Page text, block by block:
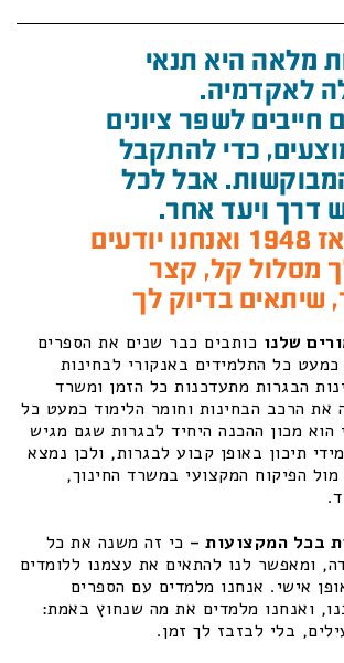
מלאה היא תנאי
לאקדמיה.
חייבים לשפר ציונים
כדי להתקבל
אבל לכל
דרך ויעד אחר.
מסלול קל, קצר
שיתאים בדיוק לך
שלנו כותבים כבר שנים את הספרים
כל התלמידים באנקורי לבחינות
הבגרות מתעדכנות כל הזמן ומשרד
את הרכב הבחינות וחומר הלימוד כמעט כל
הוא מכון ההכנה היחיד לבגרות שגם מגיש
תיכון באופן קבוע לבגרות, ולכן נמצא
הפיקוח המקצועי במשרד החינוך,
בכל המקצועות – כי זה משנה את כל
ומאפשר לנו להתאים את עצמנו ללומדים
אישי. אנחנו מלמדים עם הספרים
ואנחנו מלמדים את מה שנחוץ באמת:
בלי לבזבז לך זמן.